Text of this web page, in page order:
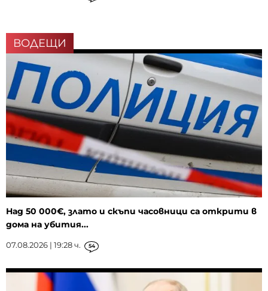
ВОДЕЩИ
Над 50 000€, злато и скъпи часовници са открити в
дома на убития...
07.08.2026 | 19:28 ч. 54